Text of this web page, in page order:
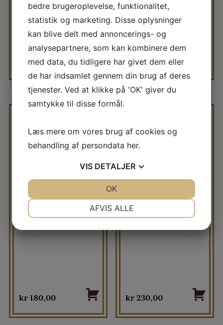
180,00 kr180,00
kr180,00
BONDEGÅRDS SÆT I
FLOT GAVEÆSKE
kr 230,00
bedre brugeroplevelse, funktionalitet,
statistik og marketing. Disse oplysninger
kan blive delt med annoncerings- og
analysepartnere, som kan kombinere dem
med data, du tidligere har givet dem eller
de har indsamlet gennem din brug af deres
tjenester. Ved at klikke på 'OK' giver du
samtykke til disse formål.
Læs mere om vores brug af cookies og
behandling af persondata her.
VIS DETALJER
AFVIS ALLE
OK